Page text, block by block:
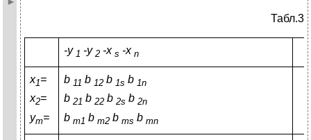
Табл.3
-y 1 -y 2 -x s -x n
х1=
х2=
ym=
b 11 b 12 b 1s b 1n
b 21 b 22 b 2s b 2n
b m1 b m2 b ms b mn